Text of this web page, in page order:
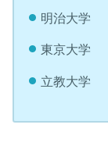
明治大学
東京大学
立教大学